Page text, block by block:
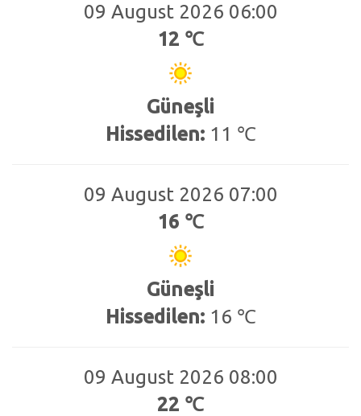
09 August 2026 06:00
12 ℃
Güneşli
Hissedilen:11 ℃
09 August 2026 07:00
16 ℃
Güneşli
Hissedilen:16 ℃
09 August 2026 08:00
22 ℃